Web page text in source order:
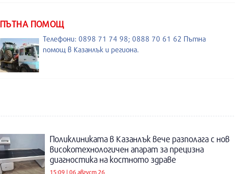
ПЪТНА ПОМОЩ
Телефони: 0898 71 74 98; 0888 70 61 62 Пътна
помощ в Казанлък и региона.
Поликлиниката в Казанлък вече разполага с нов
високотехнологичен апарат за прецизна
диагностика на костното здраве
15:09 | 06 август 26